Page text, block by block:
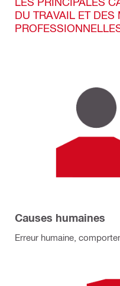
DU TRAVAIL ET DES
Causes humaines
Erreur humaine,